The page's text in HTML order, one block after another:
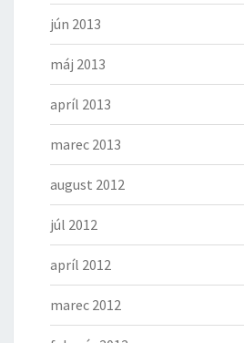
jún 2013
máj 2013
apríl 2013
marec 2013
august 2012
júl 2012
apríl 2012
marec 2012